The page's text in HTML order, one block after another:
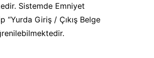
Sistemde Emniyet
“Yurda Giriş / Çıkış Belge